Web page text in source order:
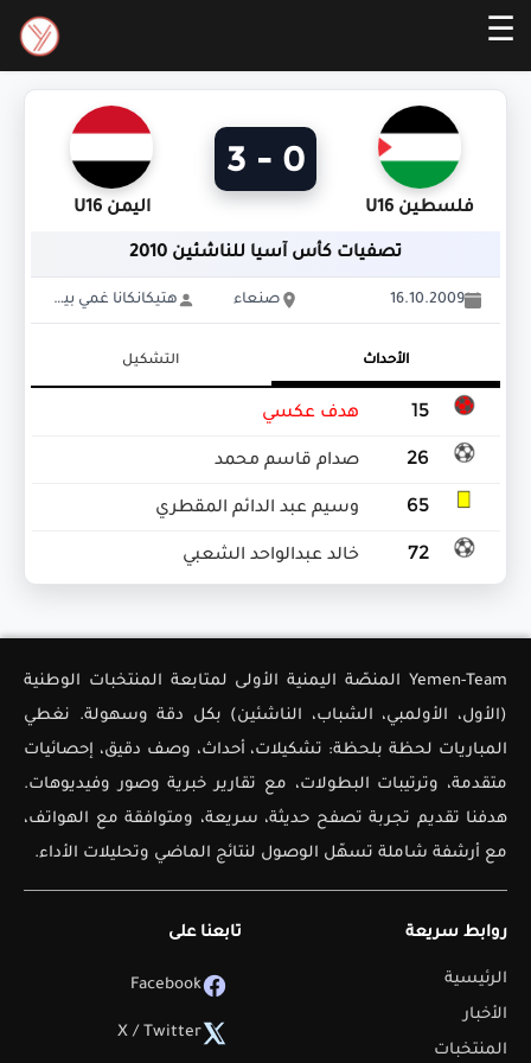
☰
فلسطين U16
0 - 3
اليمن U16
تصفيات كأس آسيا للناشئين 2010
16.10.2009 صنعاء هتيكانكانا غمي بيريرا
الأحداث التشكيل
15 هدف عكسي
26 صدام قاسم محمد
65 وسيم عبد الدائم المقطري
72 خالد عبدالواحد الشعبي
Yemen-Team المنصّة اليمنية الأولى لمتابعة المنتخبات الوطنية
(الأول، الأولمبي، الشباب، الناشئين) بكل دقة وسهولة. نغطي
المباريات لحظة بلحظة: تشكيلات، أحداث، وصف دقيق، إحصائيات
متقدمة، وترتيبات البطولات، مع تقارير خبرية وصور وفيديوهات.
هدفنا تقديم تجربة تصفح حديثة، سريعة، ومتوافقة مع الهواتف،
مع أرشفة شاملة تسهّل الوصول لنتائج الماضي وتحليلات الأداء.
روابط سريعة
الرئيسية
الأخبار
المنتخبات
تابعنا على
Facebook
X / Twitter